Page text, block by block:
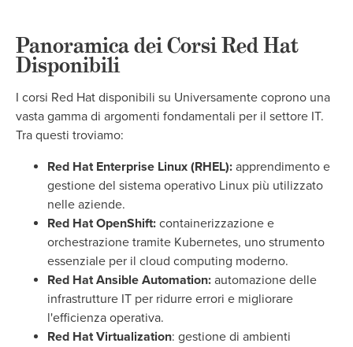
Panoramica dei Corsi Red Hat
Disponibili
I corsi Red Hat disponibili su Universamente coprono una
vasta gamma di argomenti fondamentali per il settore IT.
Tra questi troviamo:
Red Hat Enterprise Linux (RHEL): apprendimento e
gestione del sistema operativo Linux più utilizzato
nelle aziende.
Red Hat OpenShift: containerizzazione e
orchestrazione tramite Kubernetes, uno strumento
essenziale per il cloud computing moderno.
Red Hat Ansible Automation: automazione delle
infrastrutture IT per ridurre errori e migliorare
l'efficienza operativa.
Red Hat Virtualization: gestione di ambienti